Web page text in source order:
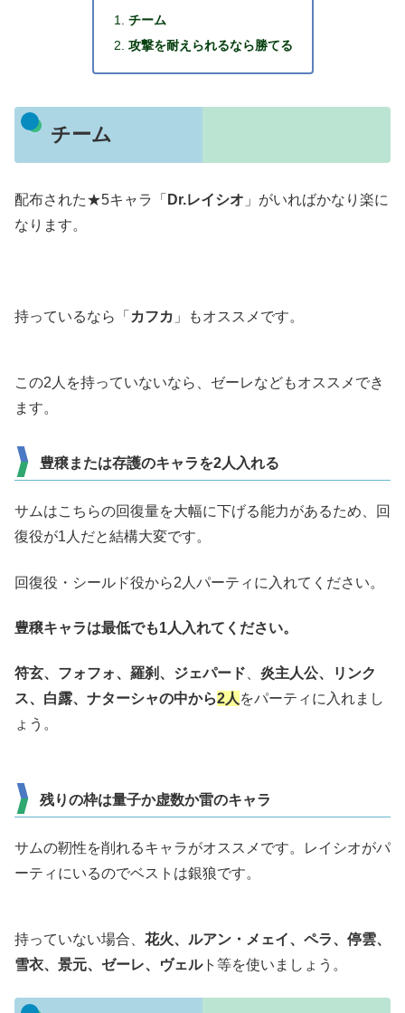
チーム
攻撃を耐えられるなら勝てる
チーム
配布された★5キャラ「 Dr.レイシオ 」がいればかなり楽に
なります。
持っているなら「 カフカ 」もオススメです。
この2人を持っていないなら、ゼーレなどもオススメでき
ます。
豊穣または存護のキャラを2人入れる
サムはこちらの回復量を大幅に下げる能力があるため、回
復役が1人だと結構大変です。
回復役・シールド役から2人パーティに入れてください。
豊穣キャラは最低でも1人入れてください。
符玄、フォフォ、羅刹、 ジェパード
炎主人公、リンク
ス、白露、ナターシャの中から2人 をパーティに入れまし
ょう。
残りの枠は量子か虚数か雷のキャラ
サムの靭性を削れるキャラがオススメです。レイシオがパ
ーティにいるのでベストは銀狼です。
持っていない場合、 花火、ルアン・メェイ、ペラ、停雲、
雪衣、景元、ゼーレ、ヴェルト等を使いましょう。